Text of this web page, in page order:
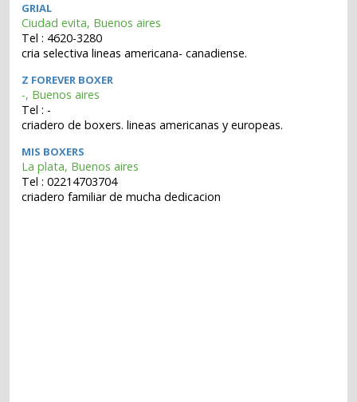
GRIAL
Ciudad evita, Buenos aires
Tel : 4620-3280
cria selectiva lineas americana- canadiense.
Z FOREVER BOXER
-, Buenos aires
Tel : -
criadero de boxers. lineas americanas y europeas.
MIS BOXERS
La plata, Buenos aires
Tel : 02214703704
criadero familiar de mucha dedicacion